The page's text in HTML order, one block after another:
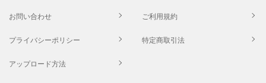
お問い合わせ ご利用規約
プライバシーポリシー 特定商取引法
アップロード方法